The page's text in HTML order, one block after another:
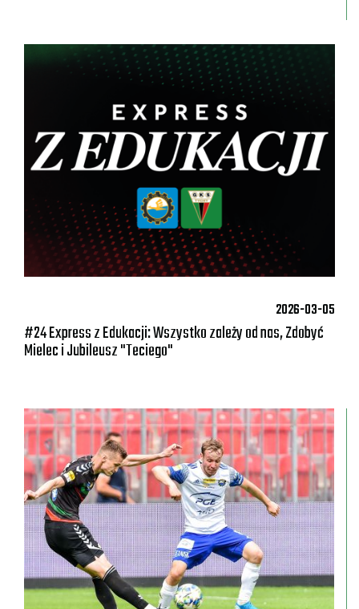
2026-03-05
#24 Express z Edukacji: Wszystko zależy od nas, Zdobyć
Mielec i Jubileusz "Teciego"